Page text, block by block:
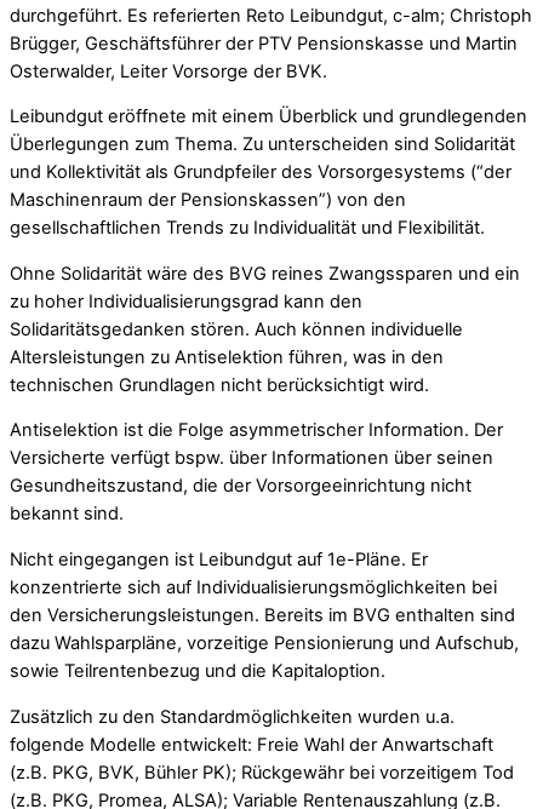
durchgeführt. Es referierten Reto Leibundgut, c-alm; Christoph
Brügger, Geschäftsführer der PTV Pensionskasse und Martin
Osterwalder, Leiter Vorsorge der BVK.
Leibundgut eröffnete mit einem Überblick und grundlegenden
Überlegungen zum Thema. Zu unterscheiden sind Solidarität
und Kollektivität als Grundpfeiler des Vorsorgesystems (“der
Maschinenraum der Pensionskassen”) von den
gesellschaftlichen Trends zu Individualität und Flexibilität.
Ohne Solidarität wäre des BVG reines Zwangssparen und ein
zu hoher Individualisierungsgrad kann den
Solidaritätsgedanken stören. Auch können individuelle
Altersleistungen zu Antiselektion führen, was in den
technischen Grundlagen nicht berücksichtigt wird.
Antiselektion ist die Folge asymmetrischer Information. Der
Versicherte verfügt bspw. über Informationen über seinen
Gesundheitszustand, die der Vorsorgeeinrichtung nicht
bekannt sind.
Nicht eingegangen ist Leibundgut auf 1e-Pläne. Er
konzentrierte sich auf Individualisierungsmöglichkeiten bei
den Versicherungsleistungen. Bereits im BVG enthalten sind
dazu Wahlsparpläne, vorzeitige Pensionierung und Aufschub,
sowie Teilrentenbezug und die Kapitaloption.
Zusätzlich zu den Standardmöglichkeiten wurden u.a.
folgende Modelle entwickelt: Freie Wahl der Anwartschaft
(z.B. PKG, BVK, Bühler PK); Rückgewähr bei vorzeitigem Tod
(z.B. PKG, Promea, ALSA); Variable Rentenauszahlung (z.B.